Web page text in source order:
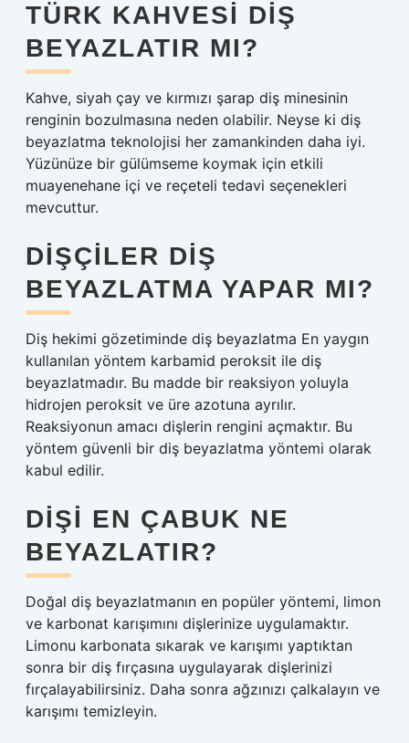
TÜRK KAHVESI DIŞ
BEYAZLATIR MI?
Kahve, siyah çay ve kırmızı şarap diş minesinin
renginin bozulmasına neden olabilir. Neyse ki diş
beyazlatma teknolojisi her zamankinden daha iyi.
Yüzünüze bir gülümseme koymak için etkili
muayenehane içi ve reçeteli tedavi seçenekleri
mevcuttur.
DIŞÇILER DIŞ
BEYAZLATMA YAPAR MI?
Diş hekimi gözetiminde diş beyazlatma En yaygın
kullanılan yöntem karbamid peroksit ile diş
beyazlatmadır. Bu madde bir reaksiyon yoluyla
hidrojen peroksit ve üre azotuna ayrılır.
Reaksiyonun amacı dişlerin rengini açmaktır. Bu
yöntem güvenli bir diş beyazlatma yöntemi olarak
kabul edilir.
DIŞI EN ÇABUK NE
BEYAZLATIR?
Doğal diş beyazlatmanın en popüler yöntemi, limon
ve karbonat karışımını dişlerinize uygulamaktır.
Limonu karbonata sıkarak ve karışımı yaptıktan
sonra bir diş fırçasına uygulayarak dişlerinizi
fırçalayabilirsiniz. Daha sonra ağzınızı çalkalayın ve
karışımı temizleyin.